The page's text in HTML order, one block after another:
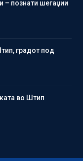
– познати шегаџии
градот под
во Штип